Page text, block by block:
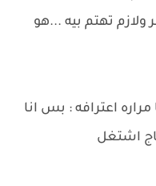
تهتم بيه ...هو
اعترافه : بس انا
اشتغل